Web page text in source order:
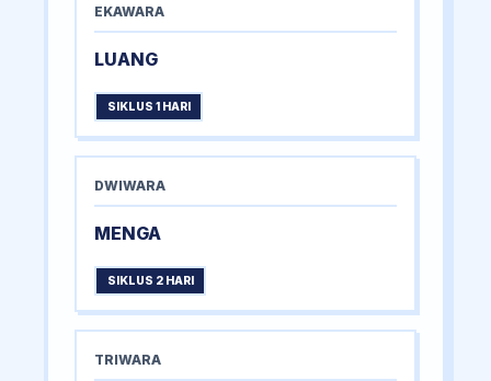
EKAWARA
LUANG
SIKLUS 1 HARI
DWIWARA
MENGA
SIKLUS 2 HARI
TRIWARA